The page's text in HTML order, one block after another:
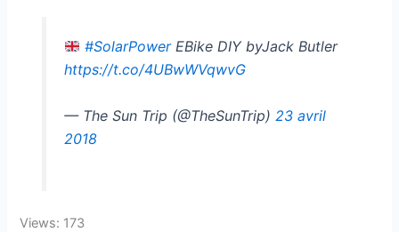
#SolarPowerEBike DIY byJack Butler
https://t.co/4UBwWVqwvG
— The Sun Trip (@TheSunTrip) 23 avril
2018
Views: 173